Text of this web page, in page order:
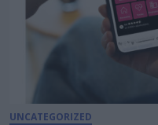
UNCATEGORIZED